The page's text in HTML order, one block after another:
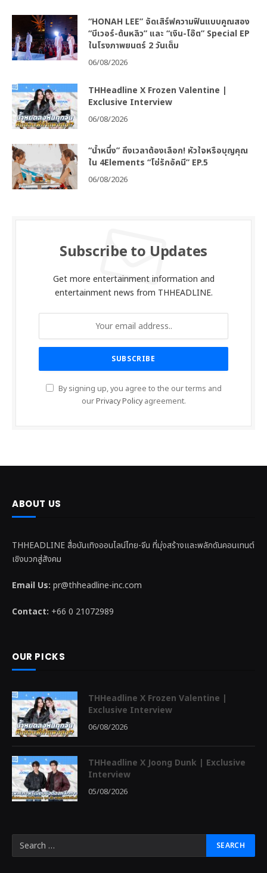
“HONAH LEE” จัดเสิร์ฟความฟินแบบคูณสอง
“บีเวอร์-ต้นหลิว” และ “เงิน-โอ๊ต” Special EP
ในโรงภาพยนตร์ 2 วันเต็ม
06/08/2026
THHeadline X Frozen Valentine |
Exclusive Interview
06/08/2026
“น้ำหนึ่ง” ถึงเวลาต้องเลือก! หัวใจหรือบุญคุณ
ใน 4Elements “โซ่รักอัคนี” EP.5
06/08/2026
Subscribe to Updates
Get more entertainment information and
entertainment news from THHEADLINE.
By signing up, you agree to the our terms and
ourPrivacy Policyagreement.
ABOUT US
THHEADLINE สื่อบันเทิงออนไลน์ไทย-จีน ที่มุ่งสร้างและพลักดันคอนเทนต์
เชิงบวกสู่สังคม
Email Us: pr@thheadline-inc.com
Contact: +66 0 21072989
OUR PICKS
THHeadline X Frozen Valentine |
Exclusive Interview
06/08/2026
THHeadline X Joong Dunk | Exclusive
Interview
05/08/2026